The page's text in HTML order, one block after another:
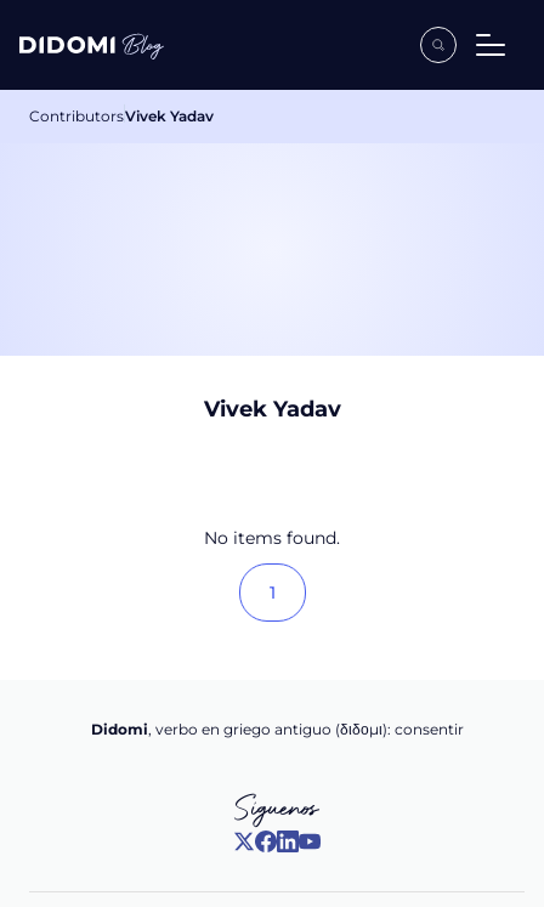
ContributorsVivek Yadav
Vivek Yadav
No items found.
1
Didomi, verbo en griego antiguo (διδομι): consentir
Síguenos